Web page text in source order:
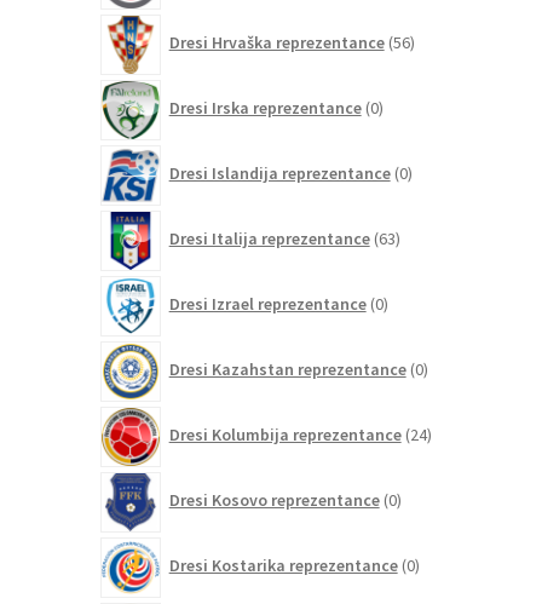
Dresi Hrvaška reprezentance 56izdelkov
Dresi Irska reprezentance 0izdelkov
Dresi Islandija reprezentance 0izdelkov
Dresi Italija reprezentance 63izdelkov
Dresi Izrael reprezentance 0izdelkov
Dresi Kazahstan reprezentance 0izdelkov
Dresi Kolumbija reprezentance 24izdelkov
Dresi Kosovo reprezentance 0izdelkov
Dresi Kostarika reprezentance 0izdelkov